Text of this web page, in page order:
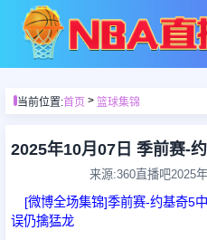
首页
足球直播
篮球直播
当前位置:首页> 篮球集锦
来源:360直播吧2025
[微博全场集锦]季前赛-约基奇5
误仍擒猛龙